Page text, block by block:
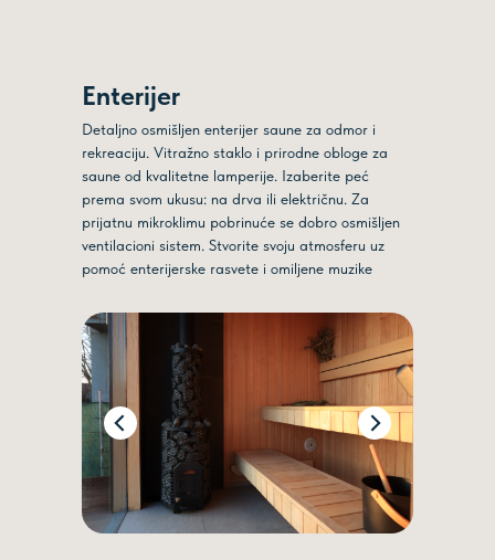
Enterijer
Detaljno osmišljen enterijer saune za odmor i
rekreaciju. Vitražno staklo i prirodne obloge za
saune od kvalitetne lamperije. Izaberite peć
prema svom ukusu: na drva ili električnu. Za
prijatnu mikroklimu pobrinuće se dobro osmišljen
ventilacioni sistem. Stvorite svoju atmosferu uz
pomoć enterijerske rasvete i omiljene muzike